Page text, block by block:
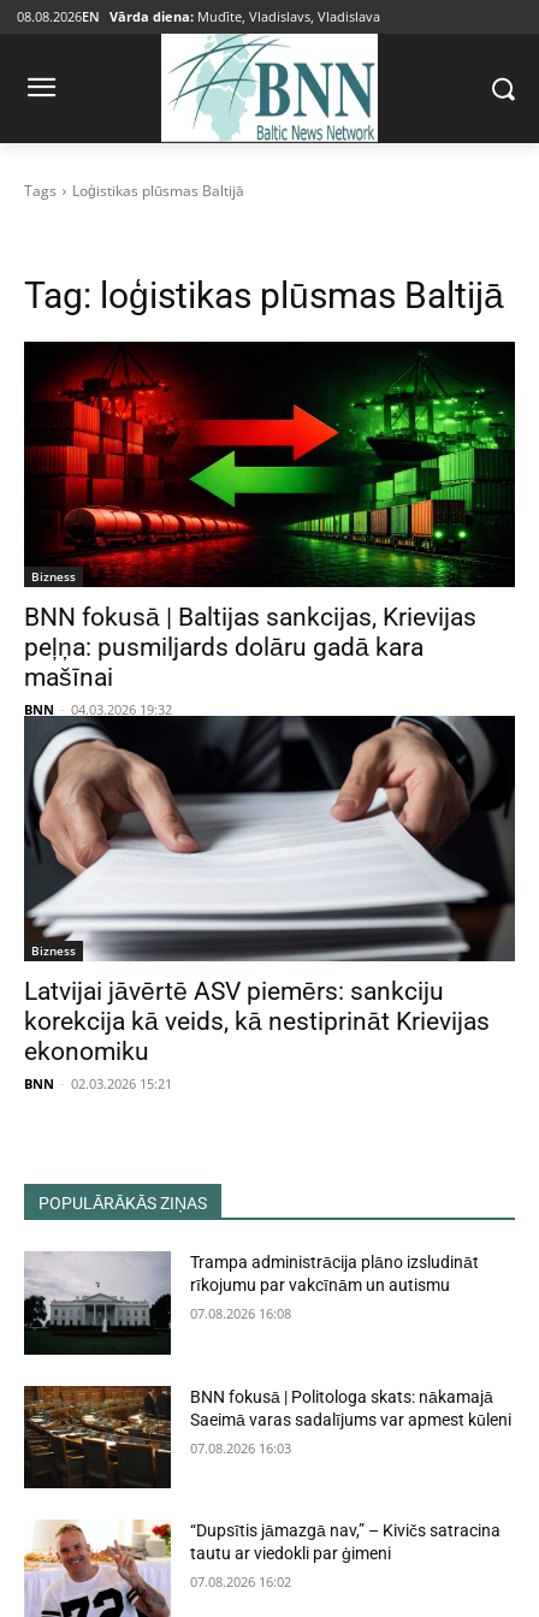
08.08.2026EN Vārda diena: Mudīte, Vladislavs, Vladislava
Tags Loģistikas plūsmas Baltijā
Tag: loģistikas plūsmas Baltijā
Bizness
BNN fokusā | Baltijas sankcijas, Krievijas
peļņa: pusmiljards dolāru gadā kara
mašīnai
BNN - 04.03.2026 19:32
Bizness
Latvijai jāvērtē ASV piemērs: sankciju
korekcija kā veids, kā nestiprināt Krievijas
ekonomiku
BNN - 02.03.2026 15:21
POPULĀRĀKĀS ZIŅAS
Trampa administrācija plāno izsludināt
rīkojumu par vakcīnām un autismu
07.08.2026 16:08
BNN fokusā | Politologa skats: nākamajā
Saeimā varas sadalījums var apmest kūleni
07.08.2026 16:03
“Dupsītis jāmazgā nav,” – Kivičs satracina
tautu ar viedokli par ģimeni
07.08.2026 16:02